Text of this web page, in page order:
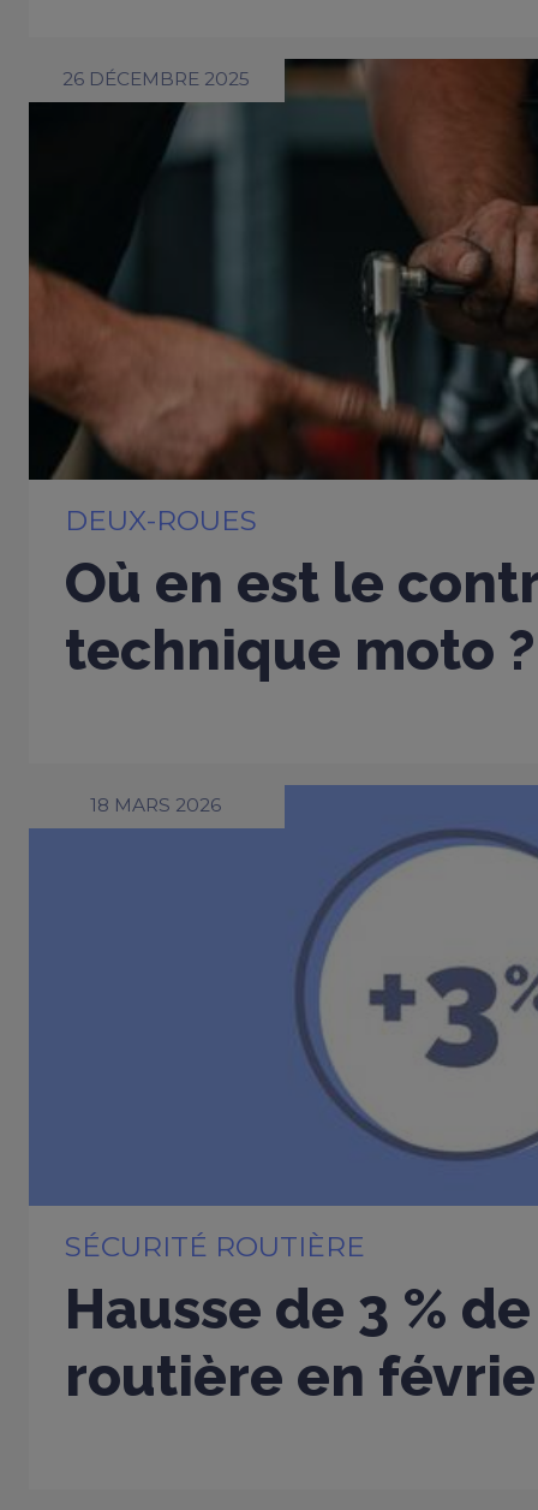
26 DÉCEMBRE 2025
DEUX-ROUES
Où en est le
technique moto ?
18 MARS 2026
SÉCURITÉ ROUTIÈRE
Hausse de 3 %
routière en